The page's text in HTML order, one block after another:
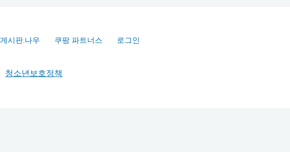
게시판.나우 쿠팡 파트너스 로그인
청소년보호정책